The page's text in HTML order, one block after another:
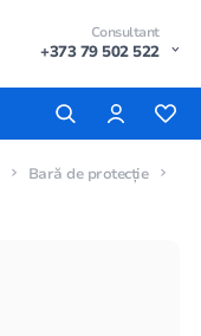
Consultant
+373 79 502 522
Bară de protecție